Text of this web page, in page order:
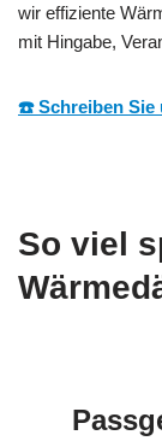
wir effiziente
mit Hingabe,
☎️ Schreiben Sie
So viel